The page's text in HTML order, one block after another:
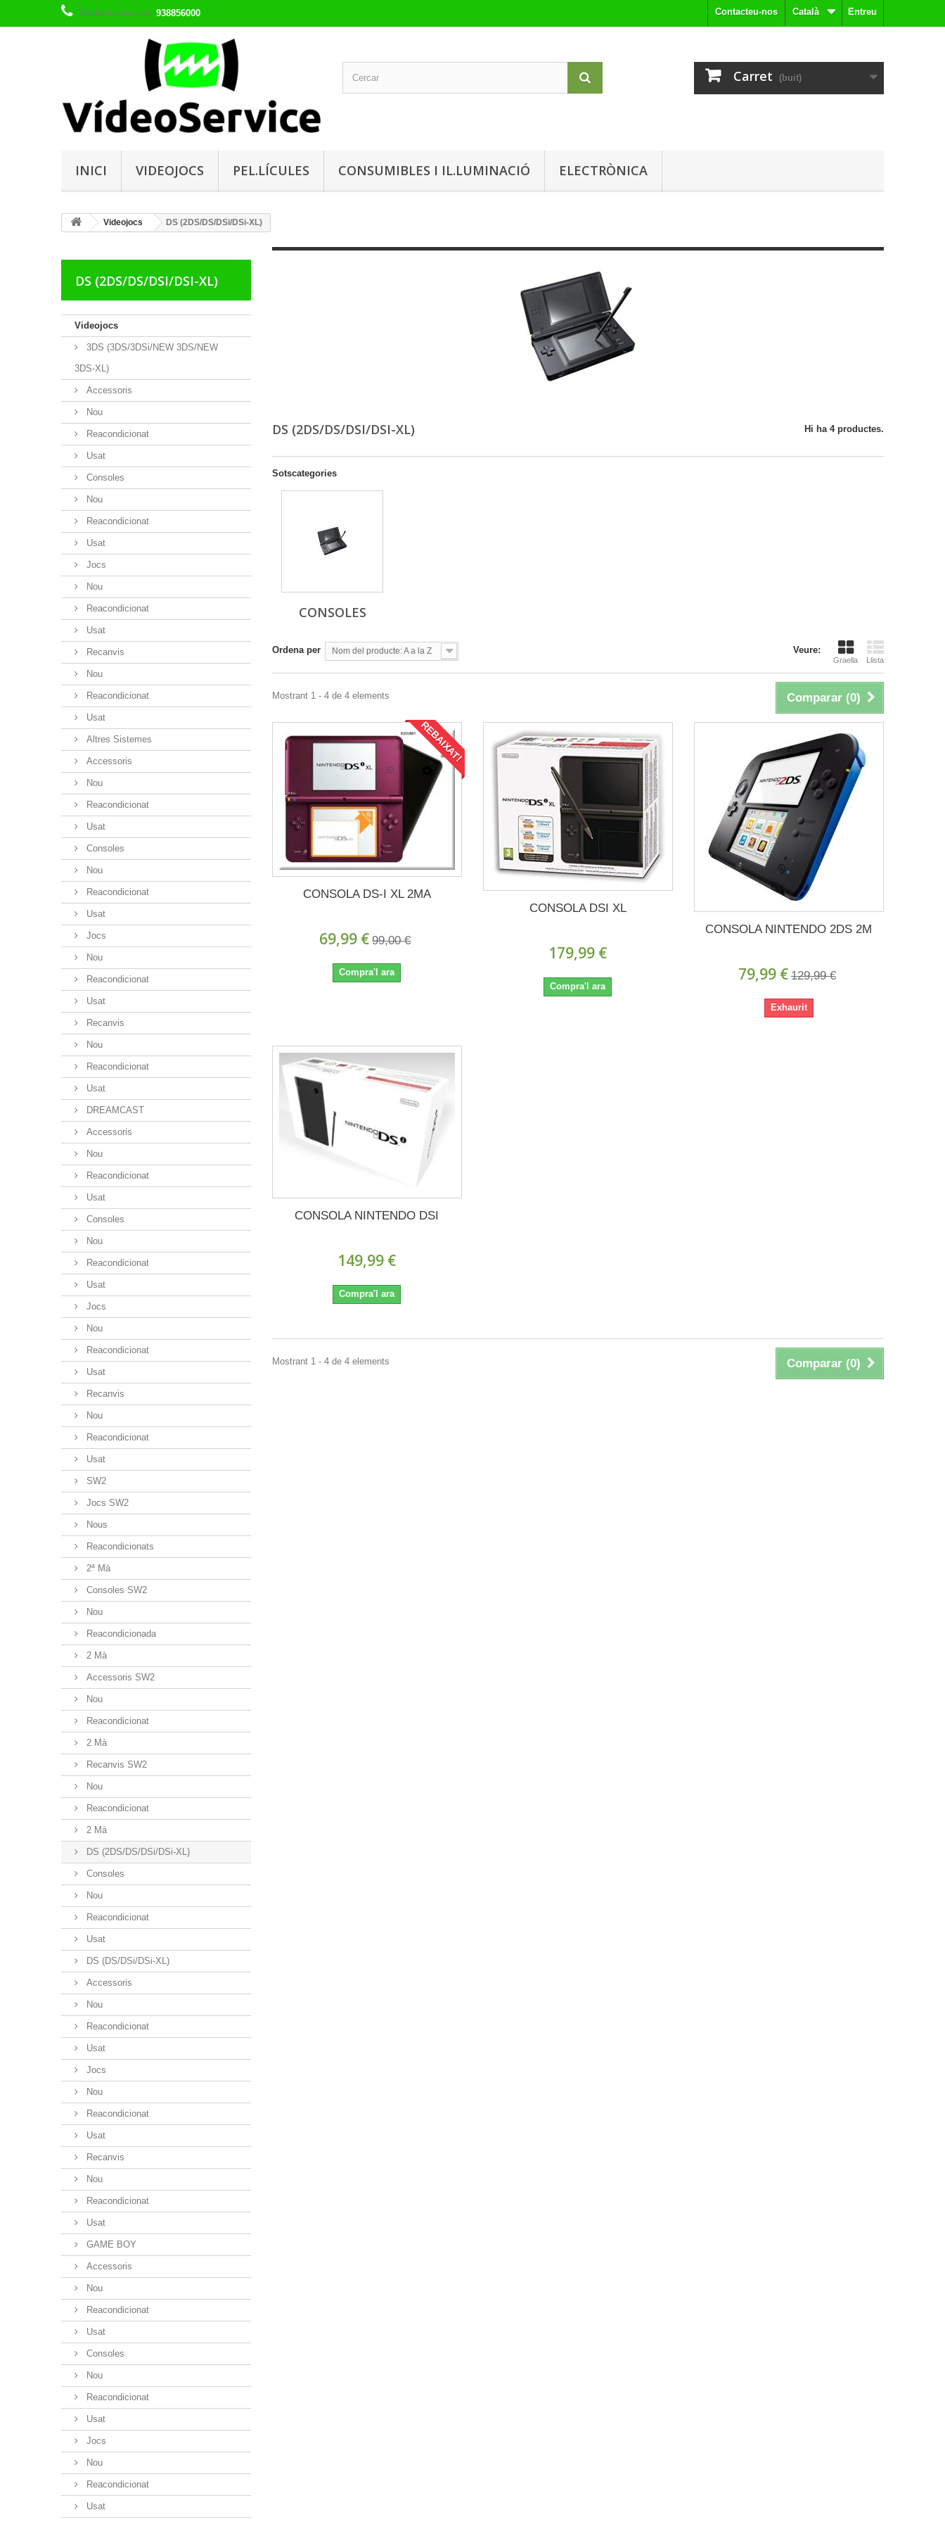
Entreu
Català
Contacteu-nos
Telefoneu-nos ara: 938856000
Carret (buit)
INICI VIDEOJOCS PEL.LÍCULES CONSUMIBLES I IL.LUMINACIÓ ELECTRÒNICA
Videojocs DS (2DS/DS/DSi/DSi-XL)
DS (2DS/DS/DSI/DSI-XL)
Videojocs
3DS (3DS/3DSi/NEW 3DS/NEW
3DS-XL)
Accessoris
Nou
Reacondicionat
Usat
Consoles
Nou
Reacondicionat
Usat
Jocs
Nou
Reacondicionat
Usat
Recanvis
Nou
Reacondicionat
Usat
Altres Sistemes
Accessoris
Nou
Reacondicionat
Usat
Consoles
Nou
Reacondicionat
Usat
Jocs
Nou
Reacondicionat
Usat
Recanvis
Nou
Reacondicionat
Usat
DREAMCAST
Accessoris
Nou
Reacondicionat
Usat
Consoles
Nou
Reacondicionat
Usat
Jocs
Nou
Reacondicionat
Usat
Recanvis
Nou
Reacondicionat
Usat
SW2
Jocs SW2
Nous
Reacondicionats
2ª Mà
Consoles SW2
Nou
Reacondicionada
2 Mà
Accessoris SW2
Nou
Reacondicionat
2 Mà
Recanvis SW2
Nou
Reacondicionat
2 Mà
DS (2DS/DS/DSi/DSi-XL)
Consoles
Nou
Reacondicionat
Usat
DS (DS/DSi/DSi-XL)
Accessoris
Nou
Reacondicionat
Usat
Jocs
Nou
Reacondicionat
Usat
Recanvis
Nou
Reacondicionat
Usat
GAME BOY
Accessoris
Nou
Reacondicionat
Usat
Consoles
Nou
Reacondicionat
Usat
Jocs
Nou
Reacondicionat
Usat
DS (2DS/DS/DSI/DSI-XL) Hi ha 4 productes.
Sotscategories
CONSOLES
Veure:
Graella Llista
Ordena per Nom del producte: A a la Z
Comparar (0)
Mostrant 1 - 4 de 4 elements
REBAIXAT!
CONSOLA DS-I XL 2MA
69,99 € 99,00 €
Compra'l ara
CONSOLA DSI XL
179,99 €
Compra'l ara
CONSOLA NINTENDO 2DS 2M
79,99 € 129,99 €
Exhaurit
CONSOLA NINTENDO DSI
149,99 €
Compra'l ara
Comparar (0)
Mostrant 1 - 4 de 4 elements